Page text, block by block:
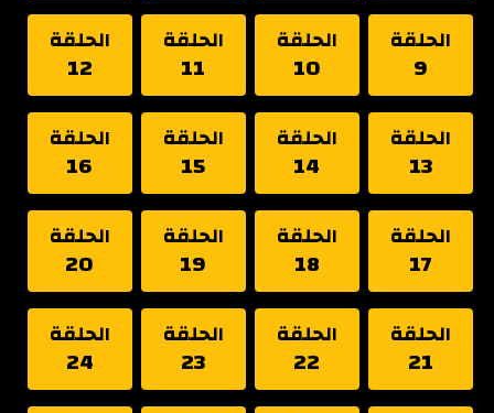
الحلقة
9
الحلقة
10
الحلقة
11
الحلقة
12
الحلقة
13
الحلقة
14
الحلقة
15
الحلقة
16
الحلقة
17
الحلقة
18
الحلقة
19
الحلقة
20
الحلقة
21
الحلقة
22
الحلقة
23
الحلقة
24